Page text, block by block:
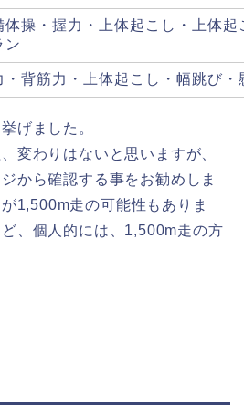
体操・握力・上体起こし・上体
ン
・背筋力・上体起こし・幅跳び
げました。
変わりはないと思いますが、
から確認する事をお勧めしま
1,500m走の可能性もありま
、個人的には、1,500m走の方